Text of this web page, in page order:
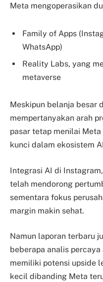
Meta mengoperasikan
Family of Apps
WhatsApp)
Reality Labs, yang
metaverse
Meskipun belanja besar
mempertanyakan arah
pasar tetap menilai
kunci dalam ekosistem
Integrasi AI di
telah mendorong
sementara fokus
margin makin sehat.
Namun laporan terbaru
beberapa analis
memiliki potensi upside
kecil dibanding Meta